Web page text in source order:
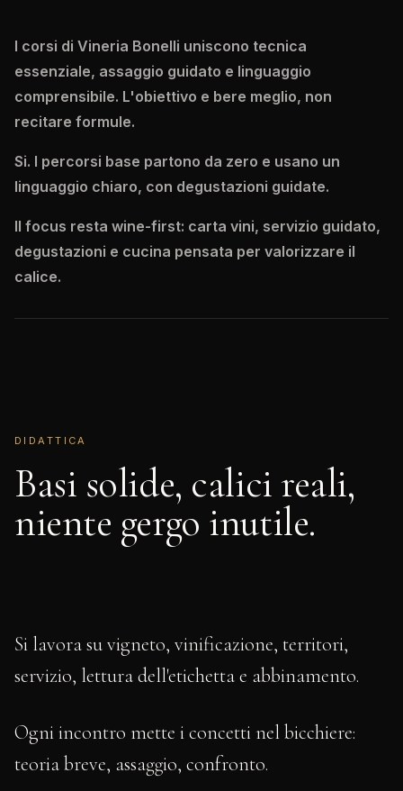
I corsi di Vineria Bonelli uniscono tecnica
essenziale, assaggio guidato e linguaggio
comprensibile. L'obiettivo e bere meglio, non
recitare formule.
Si. I percorsi base partono da zero e usano un
linguaggio chiaro, con degustazioni guidate.
Il focus resta wine-first: carta vini, servizio guidato,
degustazioni e cucina pensata per valorizzare il
calice.
DIDATTICA
Basi solide, calici reali,
niente gergo inutile.
Si lavora su vigneto, vinificazione, territori,
servizio, lettura dell'etichetta e abbinamento.
Ogni incontro mette i concetti nel bicchiere:
teoria breve, assaggio, confronto.